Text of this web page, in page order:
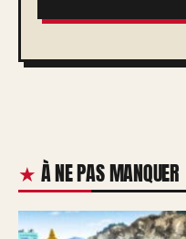
À NE PAS MANQUER